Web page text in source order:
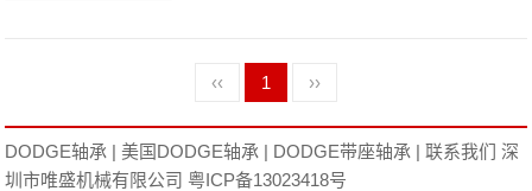
B-SC-35M-HTORION滴定仪日本EASE
轴承P2B-DLM-35M价格SEDIS，链轮F
C-GT-10日本EASE轴承P2B-DLM-35M
‹‹ 1 ››
DODGE轴承 |美国DODGE轴承 | DODGE带座轴承 |联系我们 深
圳市唯盛机械有限公司 粤ICP备13023418号